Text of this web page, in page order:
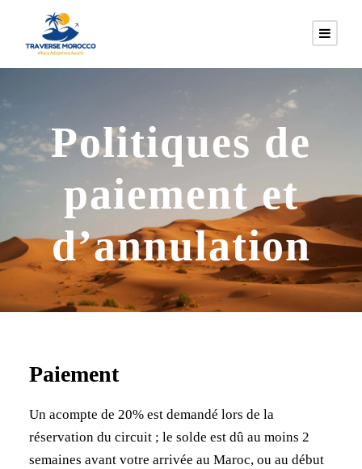
Politiques de
paiement et
d’annulation
Paiement
Un acompte de 20% est demandé lors de la
réservation du circuit ; le solde est dû au moins 2
semaines avant votre arrivée au Maroc, ou au début